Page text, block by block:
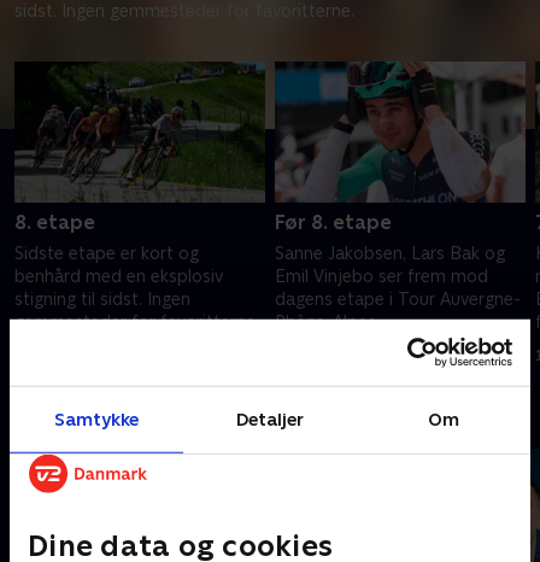
Samtykke Detaljer Om
Dine data og cookies
sidst. Ingen gemmesteder for favoritterne.
8. etape
Sidste etape er kort og
benhård med en eksplosiv
stigning til sidst. Ingen
gemmesteder for favoritterne.
Før 8. etape
Sanne Jakobsen, Lars Bak og
Emil Vinjebo ser frem mod
dagens etape i Tour Auvergne-
Rhône-Alpes.
14. juni 2026 • 24 min
Andre så også